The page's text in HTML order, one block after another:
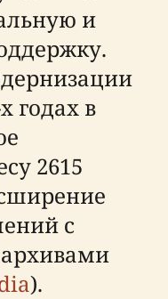
и
годах в
2615
с
).